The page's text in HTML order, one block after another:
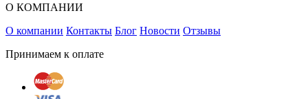
О КОМПАНИИ
О компании Контакты Блог Новости Отзывы
Принимаем к оплате